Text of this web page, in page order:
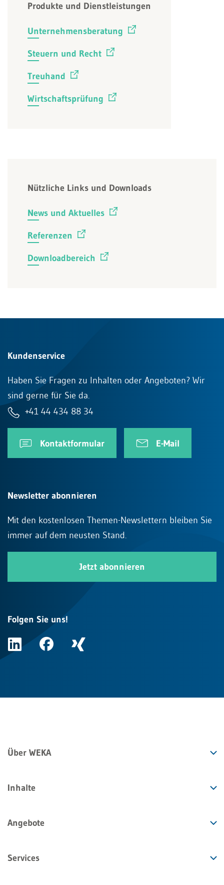
Produkte und Dienstleistungen
Unternehmensberatung
Steuern und Recht
Treuhand
Wirtschaftsprüfung
Nützliche Links und Downloads
News und Aktuelles
Referenzen
Downloadbereich
Kundenservice
Haben Sie Fragen zu Inhalten oder Angeboten? Wir
sind gerne für Sie da.
+41 44 434 88 34
Kontaktformular E-Mail
Newsletter abonnieren
Mit den kostenlosen Themen-Newslettern bleiben Sie
immer auf dem neusten Stand.
Jetzt abonnieren
Folgen Sie uns!
Über WEKA
Inhalte
Angebote
Services